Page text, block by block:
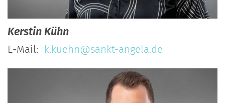
KerstinKühn
E-Mail: k.kuehn@sankt-angela.de